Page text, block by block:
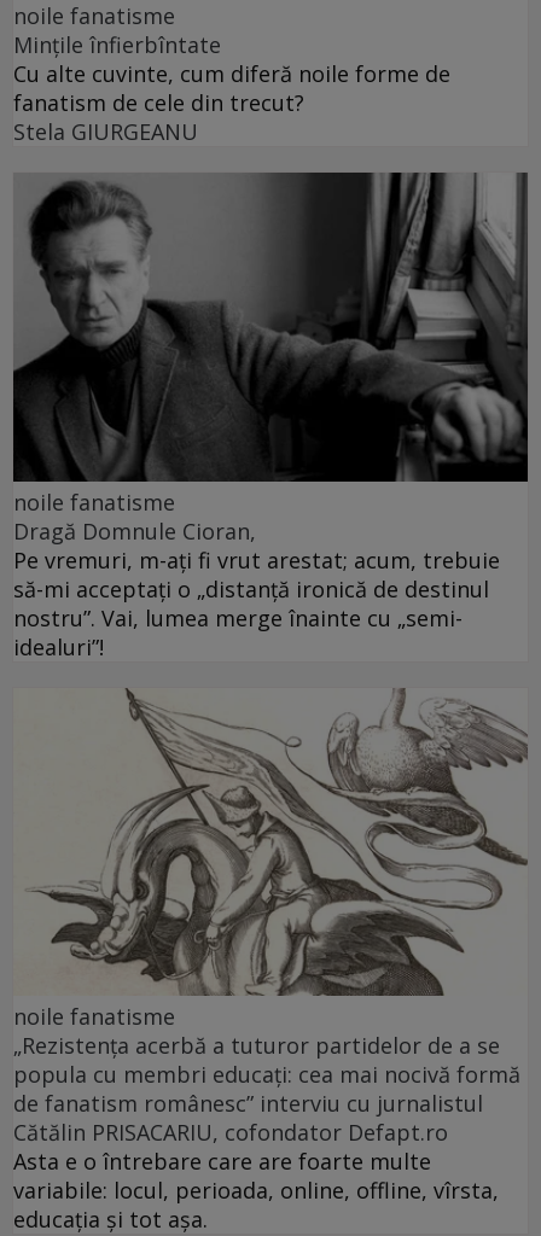
noile fanatisme
Mințile înfierbîntate
Cu alte cuvinte, cum diferă noile forme de
fanatism de cele din trecut?
Stela GIURGEANU
noile fanatisme
Dragă Domnule Cioran,
Pe vremuri, m-ați fi vrut arestat; acum, trebuie
să-mi acceptați o „distanță ironică de destinul
nostru”. Vai, lumea merge înainte cu „semi-
idealuri”!
noile fanatisme
„Rezistența acerbă a tuturor partidelor de a se
popula cu membri educați: cea mai nocivă formă
de fanatism românesc” interviu cu jurnalistul
Cătălin PRISACARIU, cofondator Defapt.ro
Asta e o întrebare care are foarte multe
variabile: locul, perioada, online, offline, vîrsta,
educația și tot așa.